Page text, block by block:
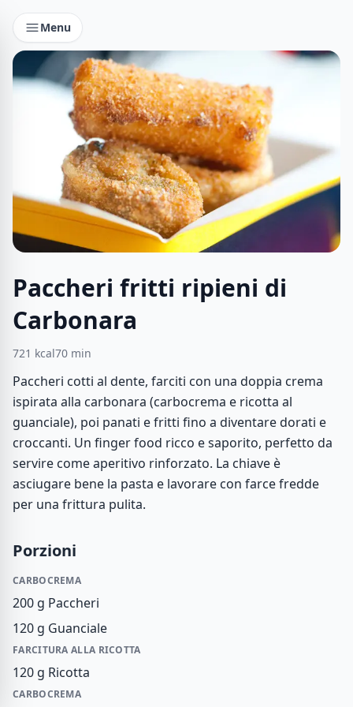
Menu
Paccheri fritti ripieni di
Carbonara
721 kcal70 min
Paccheri cotti al dente, farciti con una doppia crema
ispirata alla carbonara (carbocrema e ricotta al
guanciale), poi panati e fritti fino a diventare dorati e
croccanti. Un finger food ricco e saporito, perfetto da
servire come aperitivo rinforzato. La chiave è
asciugare bene la pasta e lavorare con farce fredde
per una frittura pulita.
Porzioni
CARBOCREMA
200 g Paccheri
120 g Guanciale
FARCITURA ALLA RICOTTA
120 g Ricotta
CARBOCREMA